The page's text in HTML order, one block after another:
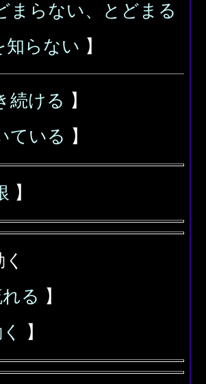
まらない、とどまる
知らない 】
続ける 】
ている 】
】
る 】
】